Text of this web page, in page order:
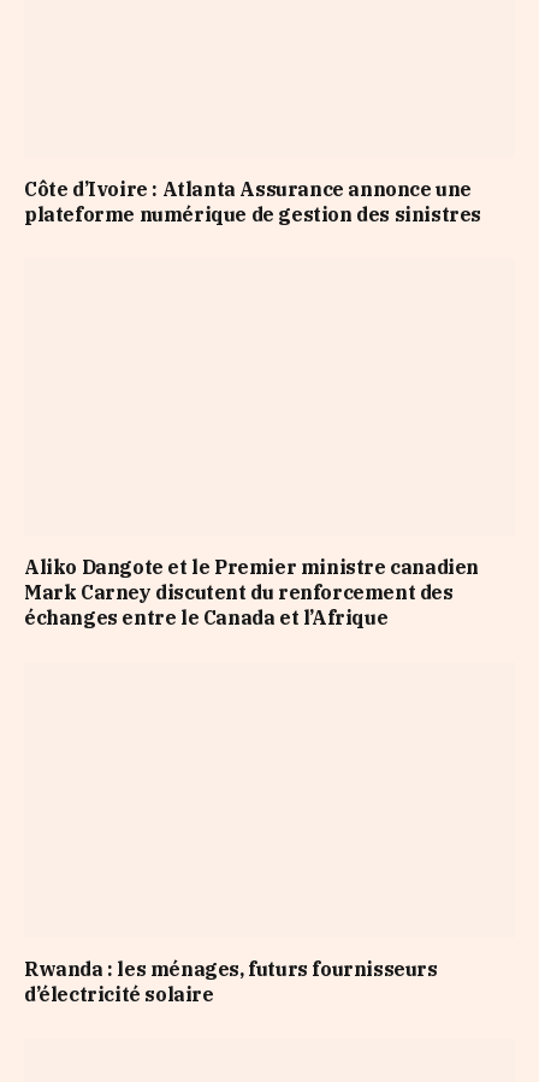
Côte d’Ivoire : Atlanta Assurance annonce une
plateforme numérique de gestion des sinistres
Aliko Dangote et le Premier ministre canadien
Mark Carney discutent du renforcement des
échanges entre le Canada et l’Afrique
Rwanda : les ménages, futurs fournisseurs
d’électricité solaire